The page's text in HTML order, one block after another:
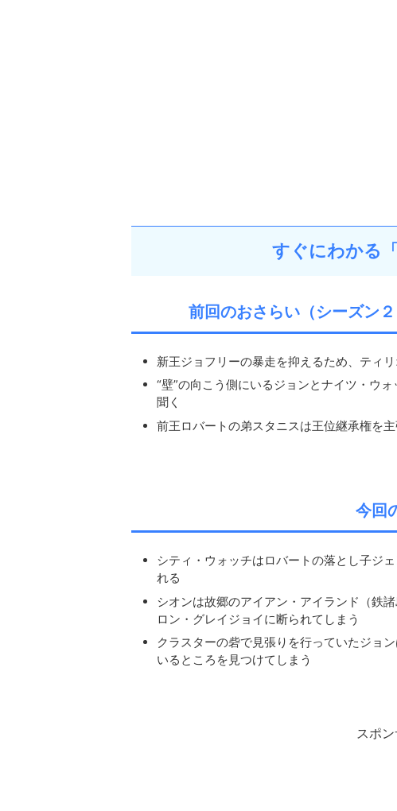
すぐにわかる
前回のおさらい（シーズン
新王ジョフリーの暴走を抑えるため、ティ
“壁”の向こう側にいるジョンとナイツ・ウ
聞く
前王ロバートの弟スタニスは王位継承権を
今回
シティ・ウォッチはロバートの落とし子ジ
れる
シオンは故郷のアイアン・アイランド（鉄
ロン・グレイジョイに断られてしまう
クラスターの砦で見張りを行っていたジョ
いるところを見つけてしまう
スポ